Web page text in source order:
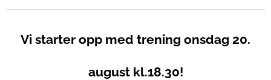
Vi starter opp med trening onsdag 20.
august kl.18.30!